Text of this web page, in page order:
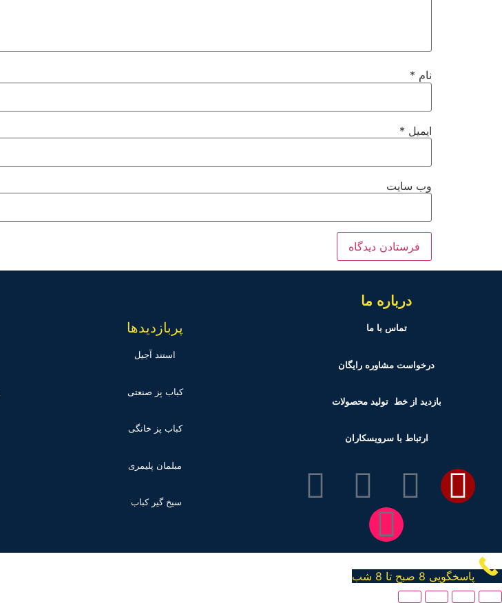
نام *
ایمیل *
وب‌ سایت
درباره ما
تماس با ما
درخواست مشاوره رایگان
بازدید از خط تولیدمحصولات
ارتباط با سرویسکاران
پربازدیدها
استند آجیل
کباب پز صنعتی
کباب پز خانگی
مبلمان پلیمری
سیخ گیر کباب
پاسخگویی 8 صبح تا 8 شب